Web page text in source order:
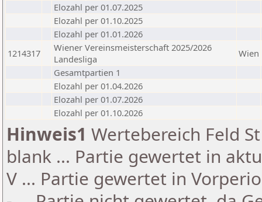
Elozahl per 01.07.2025
Elozahl per 01.10.2025
Elozahl per 01.01.2026
1214317
Wiener Vereinsmeisterschaft 2025/2026
Landesliga
Wien
Gesamtpartien 1
Elozahl per 01.04.2026
Elozahl per 01.07.2026
Elozahl per 01.10.2026
Hinweis1 Wertebereich Feld
blank ... Partie gewertet in
V ... Partie gewertet in